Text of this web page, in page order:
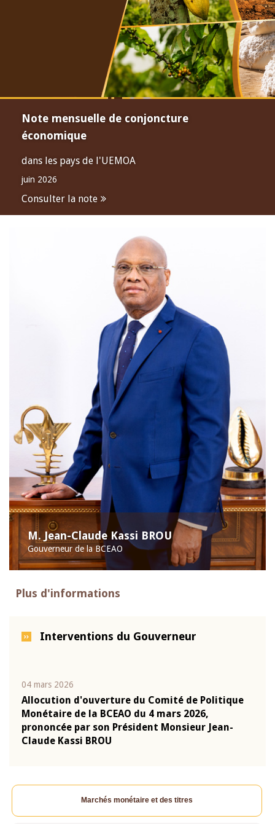
Note mensuelle de conjoncture
économique
dans les pays de l'UEMOA
juin 2026
Consulter la note
M. Jean-Claude Kassi BROU
Gouverneur de la BCEAO
Plus d'informations
Interventions du Gouverneur
04 mars 2026
Allocution d'ouverture du Comité de Politique
Monétaire de la BCEAO du 4 mars 2026,
prononcée par son Président Monsieur Jean-
Claude Kassi BROU
Marchés monétaire et des titres